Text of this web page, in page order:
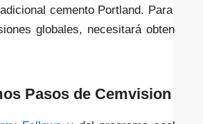
cemento Portland. Para que el
globales, necesitará obtener una
Pasos de Cemvision